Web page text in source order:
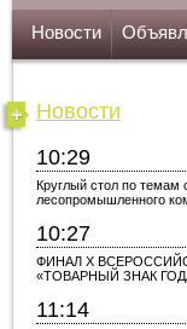
Новости
Новости
10:29
Круглый стол по темам
лесопромышленного
10:27
ФИНАЛ X
«ТОВАРНЫЙ ЗНАК
11:14